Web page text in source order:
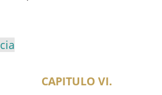
CAPITULO VI.